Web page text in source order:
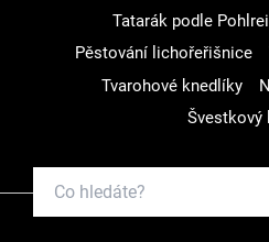
Tatarák podle
Pěstování lichořeřišnice
Tvarohové knedlíky
Švestkový